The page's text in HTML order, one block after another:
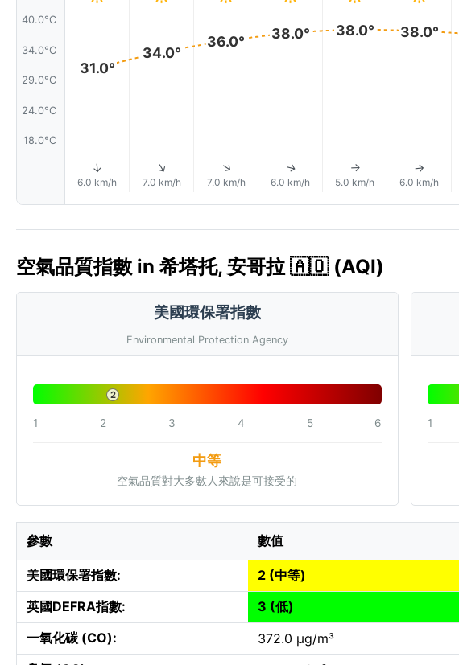
40.0°C
34.0°C
29.0°C
24.0°C
18.0°C
31.0°
↑
6.0 km/h
34.0°
↑
7.0 km/h
36.0°
↑
7.0 km/h
38.0°
↑
6.0 km/h
38.0°
↑
5.0 km/h
38.0°
↑
6.0 km/h
空氣品質指數 in 希塔托, 安哥拉 🇦🇴 (AQI)
美國環保署指數
Environmental Protection Agency
2
1 2 3 4 5 6
中等
空氣品質對大多數人來說是可接受的
1
參數 數值
美國環保署指數:
2 (中等)
英國DEFRA指數:
3 (低)
一氧化碳 (CO):
372.0 µg/m³